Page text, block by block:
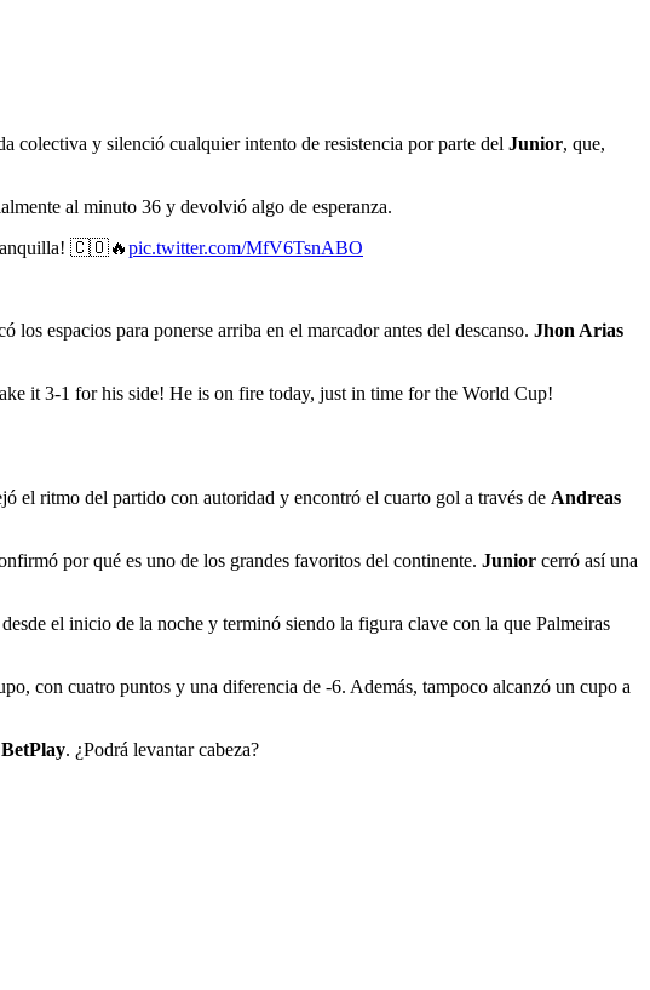
colectiva y silenció cualquier intento de resistencia por parte del Junior, que,
al minuto 36 y devolvió algo de esperanza.
🇨🇴🔥pic.twitter.com/MfV6TsnABO
los espacios para ponerse arriba en el marcador antes del descanso. Jhon Arias
it 3-1 for his side! He is on fire today, just in time for the World Cup!
el ritmo del partido con autoridad y encontró el cuarto gol a través de Andreas
por qué es uno de los grandes favoritos del continente. Junior cerró así una
el inicio de la noche y terminó siendo la figura clave con la que Palmeiras
con cuatro puntos y una diferencia de -6. Además, tampoco alcanzó un cupo a
. ¿Podrá levantar cabeza?